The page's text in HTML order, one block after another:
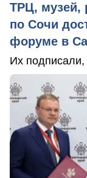
ТРЦ, музей,
по Сочи
форуме в
Их подписали,